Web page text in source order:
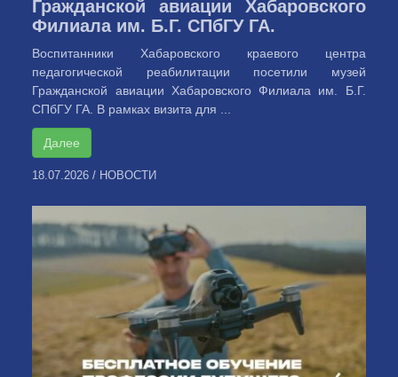
Гражданской авиации Хабаровского
Филиала им. Б.Г. СПбГУ ГА.
Воспитанники Хабаровского краевого центра
педагогической реабилитации посетили музей
Гражданской авиации Хабаровского Филиала им. Б.Г.
СПбГУ ГА. В рамках визита для ...
Далее
18.07.2026 / НОВОСТИ